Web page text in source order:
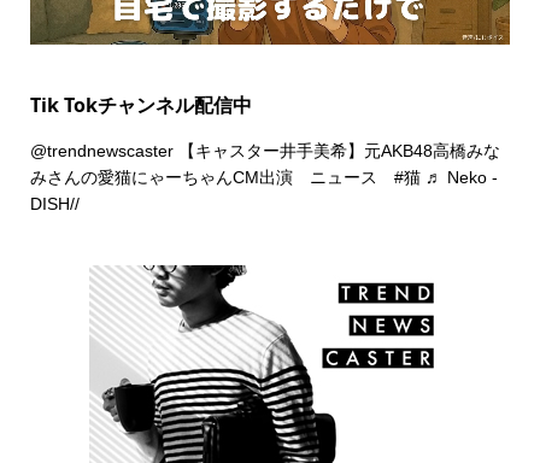
Tik Tokチャンネル配信中
@trendnewscaster【キャスター井手美希】元AKB48高橋みな
みさんの愛猫にゃーちゃんCM出演 ニュース #猫 ♬ Neko -
DISH//